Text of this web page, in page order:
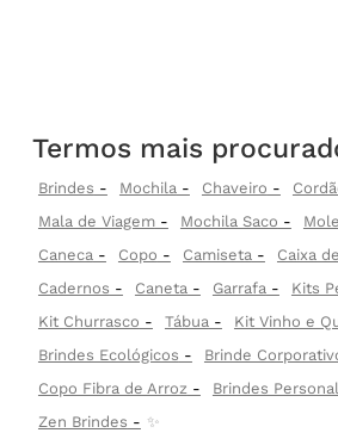
Termos mais
Brindes Mochila Chaveiro
Mala de Viagem
Mochila Saco
Caneca
Copo Camiseta Caixa
Cadernos
Caneta Garrafa
Kits
Kit Churrasco
Tábua
Kit Vinho e
Brindes Ecológicos
Brinde
Copo Fibra de Arroz
Brindes
Zen Brindes
✨